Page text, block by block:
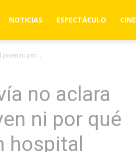
NOTICIAS ESPECTÁCULO CINE
joven ni por...
no aclara
ni por qué
hospital